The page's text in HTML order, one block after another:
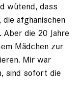
wütend, dass
afghanischen
die 20 Jahre
Mädchen zur
Mir war
sind sofort die